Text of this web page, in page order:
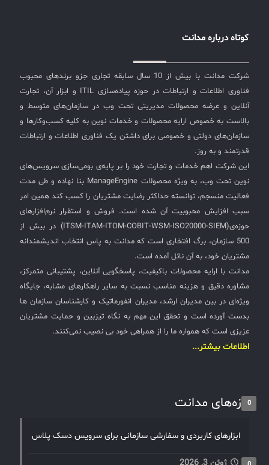
کوتاه درباره مدانت
شرکت مدانت با بیش از 10 سال سابقه تجاری جزو برندهای محبوب
فناوری اطلاعات و ارتباطات در حوزه پیاده‌سازی ITIL و ابزار آن، تجارت
آنلاین و عرضه محصولات مدیریتی تحت وب در سازمان‌های متوسط و
بالاست به خصوص ارایه محصولات و خدمات نوین به کلیه کسب‌وکارها و
سازمان‌های دولتی و خصوصی برای داشتن یک فناوری اطلاعات و ارتباطات
قدرتمند و به روز.
این شرکت اهم خدمات و تجارت خود را بر پایه‌ی بومی‌سازی سرویس‌های
نوین تحت وب، به ویژه محصولات ManageEngine بنا نهاده و طی مدت
فعالیت منسجم، توانسته حداکثر رضایت مشتریان را کسب کند همین امر
سبب افزایش محبوبیت آن شده است. فروش و استقرار نرم‌افزارهای
حوزه‌ی(ITSM-ITAM-ITOM-COBIT-WSM-ISO20000-SIEM) در بیش از
500 سازمان، برگ افتخاری است که مدانت به پاس انتخاب اندیشمندانه
مشتریان خود، به آن نائل آمده است.
مدانت با ارایه محصولات باکیفیت، پاسخگویی آنلاین، پشتیبانی متمرکز،
مشاوره دقیق و هزینه مناسب نسبت به سایر راهکارهای مشابه، جایگاه
ویژه‌ای در بین مدیران ارشد، مدیران انفورماتیک و کارشناسان سازمان ها
بدست آورده است و تحقق این مهم به نگاه تیزبین و حمایت مشتریان
عزیزی است که همواره ما را از همراهی خود بی نصیب نمی‌کنند.
اطلاعات بیشتر...
تازه‌های مدانت0
ابزارهای کاربردی و سفارشی سازمانی برای سرویس دسک پلاس